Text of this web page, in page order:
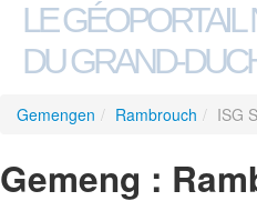
LE GÉOPORTAIL
DU GRAND-
Gemengen / Rambrouch / ISG
Gemeng :